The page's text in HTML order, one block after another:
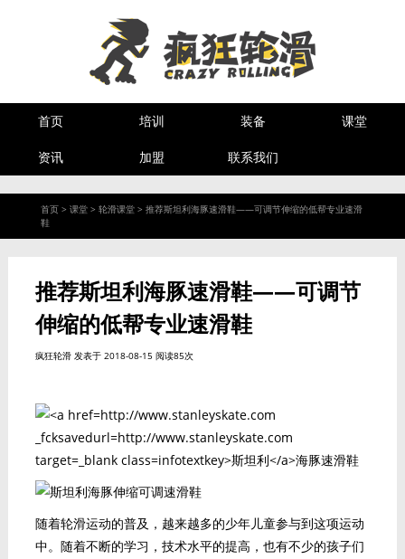
首页 培训 装备 课堂
资讯 加盟 联系我们
首页> 课堂> 轮滑课堂> 推荐斯坦利海豚速滑鞋——可调节伸缩的低帮专业速滑
鞋
推荐斯坦利海豚速滑鞋——可调节
伸缩的低帮专业速滑鞋
疯狂轮滑发表于 2018-08-15 阅读85次
随着轮滑运动的普及，越来越多的少年儿童参与到这项运动
中。随着不断的学习，技术水平的提高，也有不少的孩子们